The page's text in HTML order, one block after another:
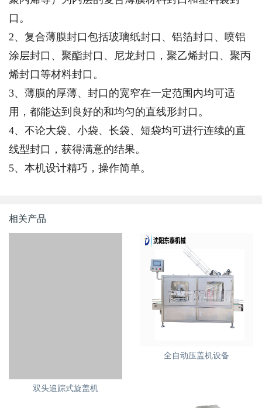
口。
2、复合薄膜封口包括玻璃纸封口、铝箔封口、喷铝
涂层封口、聚酯封口、尼龙封口，聚乙烯封口、聚丙
烯封口等材料封口。
3、薄膜的厚薄、封口的宽窄在一定范围内均可适
用，都能达到良好的和均匀的直线形封口。
4、不论大袋、小袋、长袋、短袋均可进行连续的直
线型封口，获得满意的结果。
5、本机设计精巧，操作简单。
相关产品
全自动压盖机设备